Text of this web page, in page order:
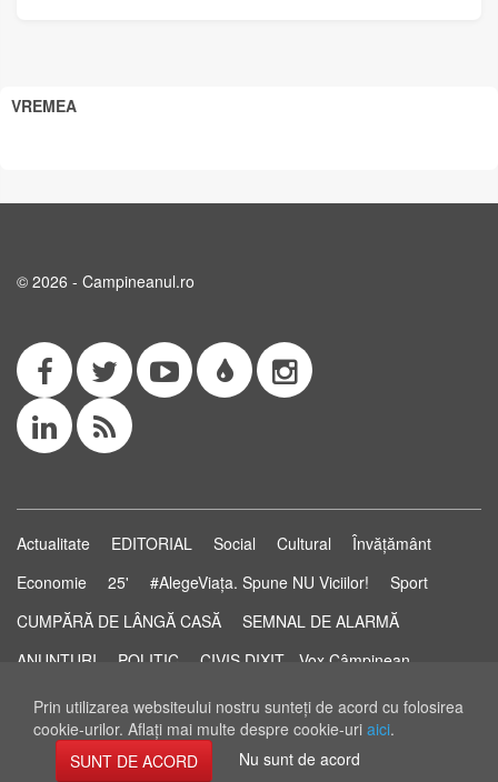
Prin utilizarea websiteului nostru sunteţi de acord cu folosirea
cookie-urilor. Aflaţi mai multe despre cookie-uri aici.
SUNT DE ACORD
Nu sunt de acord
VREMEA
© 2026 - Campineanul.ro
Actualitate EDITORIAL Social Cultural
Învățământ
Economie
25' #AlegeViața. Spune NU Viciilor!
Sport
CUMPĂRĂ DE LÂNGĂ CASĂ
SEMNAL DE ALARMĂ
ANUNȚURI
POLITIC
CIVIS DIXIT - Vox Câmpinean
Știri...să știi!
Pastila de Sănătate
STUDIO ELECTORAL
RSS Feed